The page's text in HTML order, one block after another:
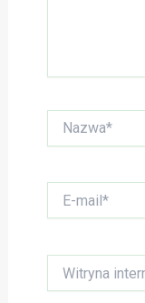
mail*
internetowa